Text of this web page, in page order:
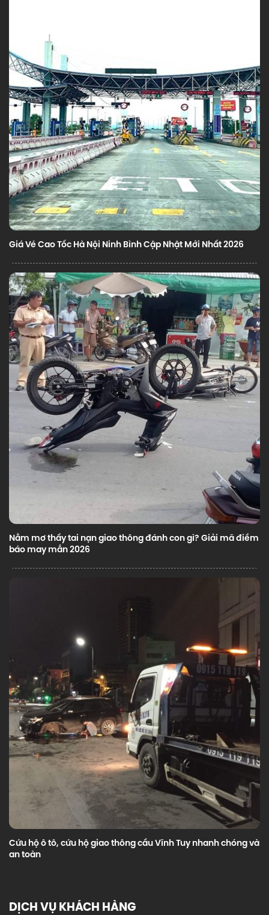
Giá Vé Cao Tốc Hà Nội Ninh Bình Cập Nhật Mới Nhất 2026
Nằm mơ thấy tai nạn giao thông đánh con gì? Giải mã điềm
báo may mắn 2026
Cứu hộ ô tô, cứu hộ giao thông cầu Vĩnh Tuy nhanh chóng và
an toàn
DỊCH VỤ KHÁCH HÀNG